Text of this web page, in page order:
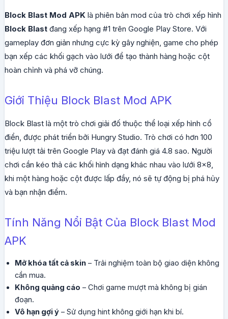
Block Blast Mod APKlà phiên bản mod của trò chơi xếp hình
Block Blastđang xếp hạng #1 trên Google Play Store. Với
gameplay đơn giản nhưng cực kỳ gây nghiện, game cho phép
bạn xếp các khối gạch vào lưới để tạo thành hàng hoặc cột
hoàn chỉnh và phá vỡ chúng.
Giới Thiệu Block Blast Mod APK
Block Blast là một trò chơi giải đố thuộc thể loại xếp hình cổ
điển, được phát triển bởi Hungry Studio. Trò chơi có hơn 100
triệu lượt tải trên Google Play và đạt đánh giá 4.8 sao. Người
chơi cần kéo thả các khối hình dạng khác nhau vào lưới 8×8,
khi một hàng hoặc cột được lấp đầy, nó sẽ tự động bị phá hủy
và bạn nhận điểm.
Tính Năng Nổi Bật Của Block Blast Mod
APK
Mở khóa tất cả skin– Trải nghiệm toàn bộ giao diện không
cần mua.
Không quảng cáo – Chơi game mượt mà không bị gián
đoạn.
Vô hạn gợi ý– Sử dụng hint không giới hạn khi bí.